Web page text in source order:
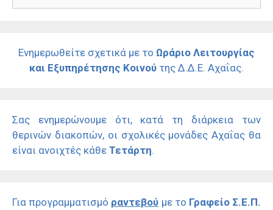
Ενημερωθείτε σχετικά με το Ωράριο Λειτουργίας
και Εξυπηρέτησης Κοινού της Δ.Δ.Ε. Αχαΐας.
Σας ενημερώνουμε ότι, κατά τη διάρκεια των
θερινών διακοπών, οι σχολικές μονάδες Αχαΐας θα
είναι ανοιχτές κάθε Τετάρτη.
Για προγραμματισμό ραντεβού με το Γραφείο Σ.Ε.Π.